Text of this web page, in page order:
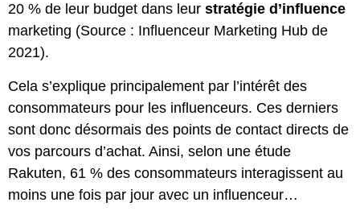
20 % de leur budget dans leur stratégie d’influence
marketing (Source : Influenceur Marketing Hub de
2021).
Cela s’explique principalement par l’intérêt des
consommateurs pour les influenceurs. Ces derniers
sont donc désormais des points de contact directs de
vos parcours d’achat. Ainsi, selon une étude
Rakuten, 61 % des consommateurs interagissent au
moins une fois par jour avec un influenceur…